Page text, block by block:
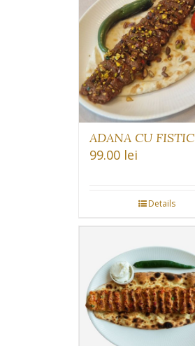
ADANA CU FISTIC
99.00 lei
Details